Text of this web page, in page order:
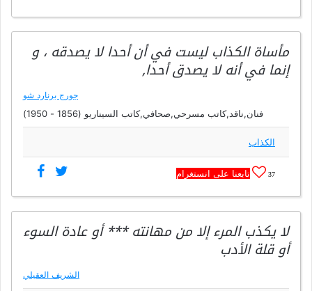
مأساة الكذاب ليست في أن أحدا لا يصدقه ، و
إنما في أنه لا يصدق أحدا,
جورج برنارد شو
فنان,ناقد,كاتب مسرحي,صحافي,كاتب السيناريو (1856 - 1950)
الكذاب
37 تابعنا على انستغرام
لا يكذب المرء إلا من مهانته *** أو عادة السوء
أو قلة الأدب
الشريف العقيلي